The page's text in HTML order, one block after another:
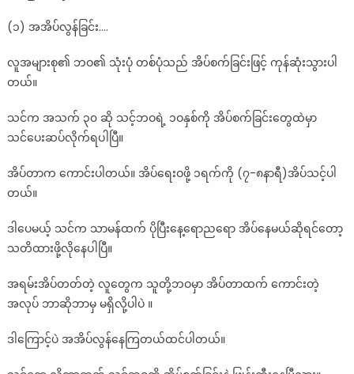
သွား
(၁) အအိပ်လွန်ခြင်း….
လူအများစု၏ ဘဝ၏ သုံးပုံ တစ်ပုံသည် အိပ်စက်ခြင်းဖြင့် ကုန်ဆုံးသွားပါ
တယ်။
သင်က အသက် ၃၀ ဆို သင့်ဘဝရဲ့ ၁ဝနှစ်ကို အိပ်စက်ခြင်းတွေထဲမှာ
သင်ပေးဆပ်လိုက်ရပါပြီ။
အိပ်တာက ကောင်းပါတယ်။ အိပ်ရေးဝဖို့ ၁ရက်ကို (၇-၈နာရီ)အိပ်သင့်ပါ
တယ်။
ဒါပေမယ့် သင်က သာမန်ထက် ပိုပြီးနေ့ရောညရော အိပ်နေမယ်ဆိုရင်တော့
သတိထားဖို့လိုနေပါပြီ။
အရမ်းအိပ်တတ်တဲ့ လူတွေက သူတို့ဘဝမှာ အိပ်တာထက် ကောင်းတဲ့
အလုပ် ဘာဆိုဘာမှ မရှိလို့ပါပဲ ။
ဒါကြောင့်ပဲ အအိပ်လွန်နေကြတယ်ထင်ပါတယ်။